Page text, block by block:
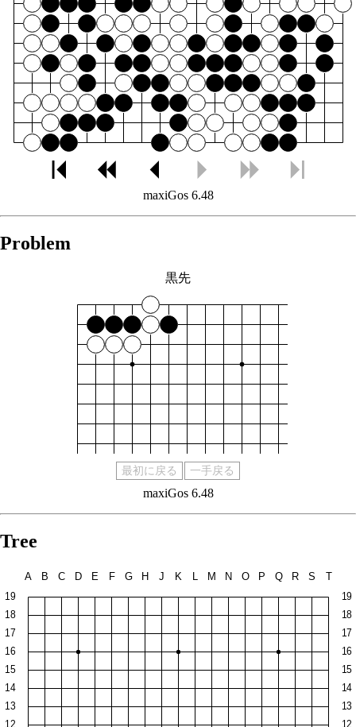
maxiGos 6.48
Problem
黒先
最初に戻る 一手戻る
maxiGos 6.48
Tree